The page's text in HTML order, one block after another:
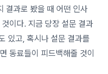
결과로 봤을 때 어떤 인사
이다. 지금 당장 설문 결과
있고, 혹시나 설문 결과를
동료들이 피드백해줄 것이